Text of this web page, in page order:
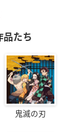
品たち
鬼滅の刃